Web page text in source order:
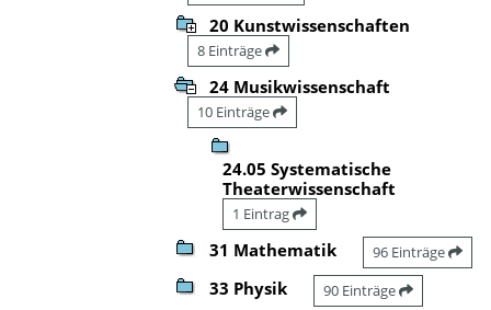
20 Kunstwissenschaften
8 Einträge
24 Musikwissenschaft
10 Einträge
24.05 Systematische
Theaterwissenschaft
1 Eintrag
31 Mathematik 96 Einträge
33 Physik 90 Einträge